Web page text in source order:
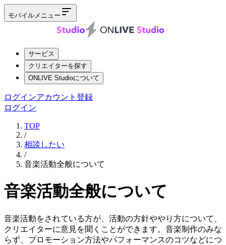
モバイルメニュー
サービス
クリエイターを探す
ONLIVE Studioについて
ログインアカウント登録
ログイン
TOP
/
相談したい
/
音楽活動全般について
音楽活動全般について
音楽活動をされている方が、活動の方針ややり方について、
クリエイターに意見を聞くことができます。音楽制作のみな
らず、プロモーション方法やパフォーマンスのコツなどにつ